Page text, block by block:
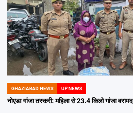
POSTED
IN
GHAZIABAD NEWS UP NEWS
नोएडा गांजा तस्करी: महिला से 23.4 किलो गांजा बरामद